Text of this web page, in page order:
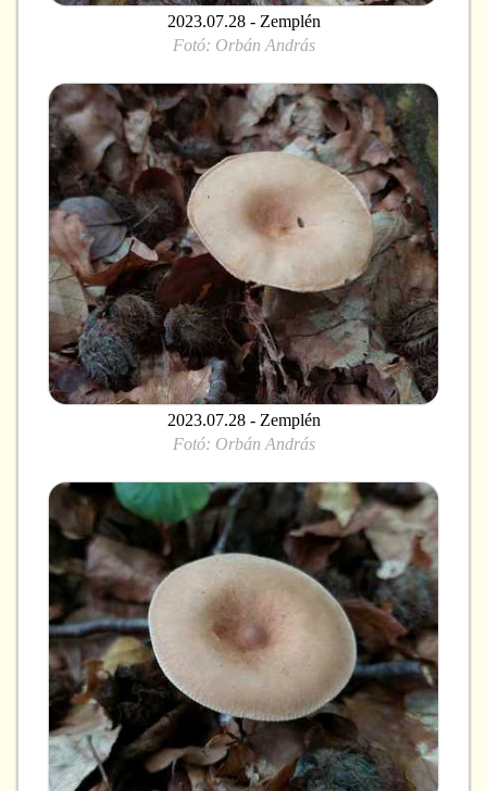
2023.07.28 - Zemplén
Fotó: Orbán András
2023.07.28 - Zemplén
Fotó: Orbán András